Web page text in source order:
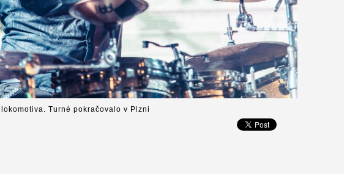
Turné pokračovalo v Plzni